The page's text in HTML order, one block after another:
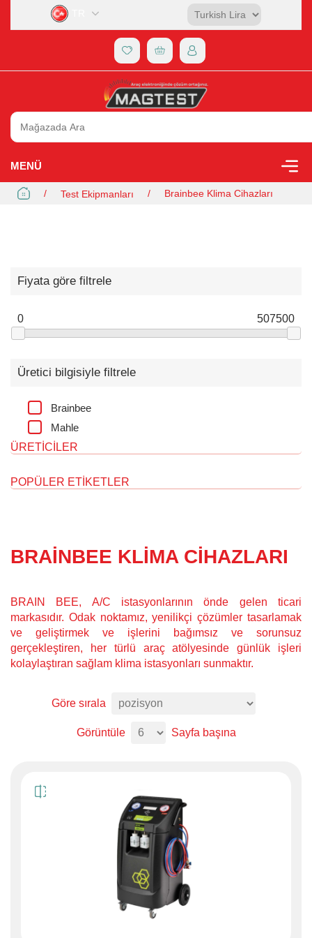
MENÜ
/ Test Ekipmanları / Brainbee Klima Cihazları
Fiyata göre filtrele
0 507500
Üretici bilgisiyle filtrele
Brainbee
Mahle
ÜRETICILER
POPÜLER ETIKETLER
BRAINBEE KLIMA CIHAZLARI
BRAIN BEE, A/C istasyonlarının önde gelen ticari
markasıdır. Odak noktamız, yenilikçi çözümler tasarlamak
ve geliştirmek ve işlerini bağımsız ve sorunsuz
gerçekleştiren, her türlü araç atölyesinde günlük işleri
kolaylaştıran sağlam klima istasyonları sunmaktır.
Göre sırala
Görüntüle Sayfa başına